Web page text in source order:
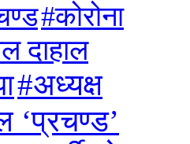
#कोरोना
दाहाल
#अध्यक्ष
‘प्रचण्ड’